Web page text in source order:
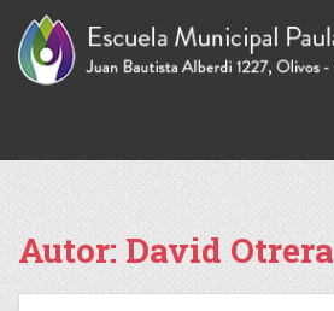
Autor: David Otrera